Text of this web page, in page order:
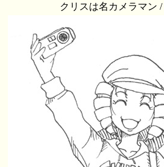
クリスは名カメラマン /